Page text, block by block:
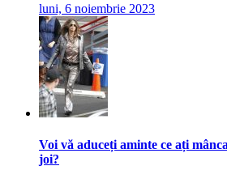
luni, 6 noiembrie 2023
Voi vă aduceți aminte ce ați
joi?